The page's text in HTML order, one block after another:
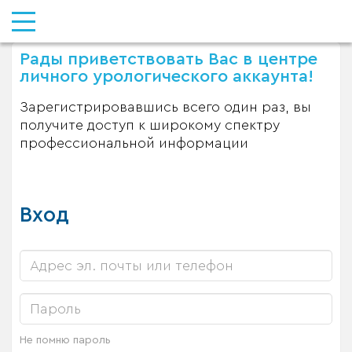
Рады приветствовать Вас в центре
личного урологического аккаунта!
Зарегистрировавшись всего один раз, вы
получите доступ к широкому спектру
профессиональной информации
Вход
Не помню пароль